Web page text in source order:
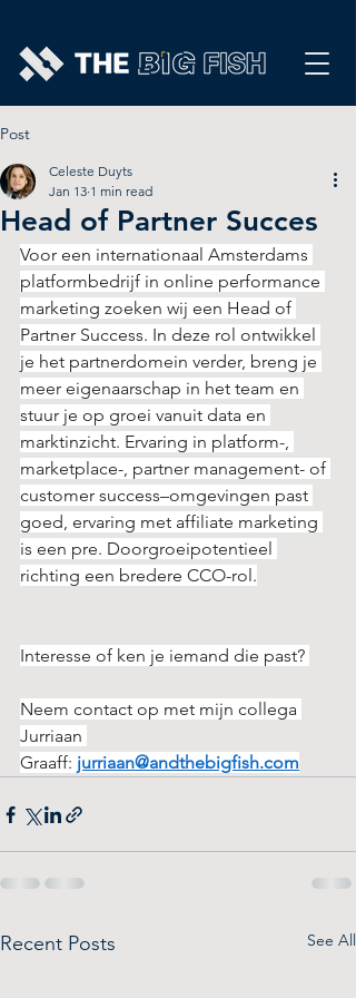
Post
Head of Partner Succes
Celeste Duyts
Jan 13 1 min read
Voor een internationaal Amsterdams
platformbedrijf in online performance
marketing zoeken wij een Head of
Partner Success. In deze rol ontwikkel
je het partnerdomein verder, breng je
meer eigenaarschap in het team en
stuur je op groei vanuit data en
marktinzicht. Ervaring in platform-,
marketplace-, partner management- of
customer success–omgevingen past
goed, ervaring met affiliate marketing
is een pre. Doorgroeipotentieel
richting een bredere CCO-rol.
Interesse of ken je iemand die past?
Neem contact op met mijn collega
Jurriaan
Graaff: jurriaan@andthebigfish.com
Recent Posts See All